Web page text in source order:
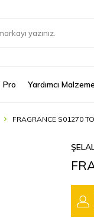
Pro Yardımcı
FRAGRANCE S01270